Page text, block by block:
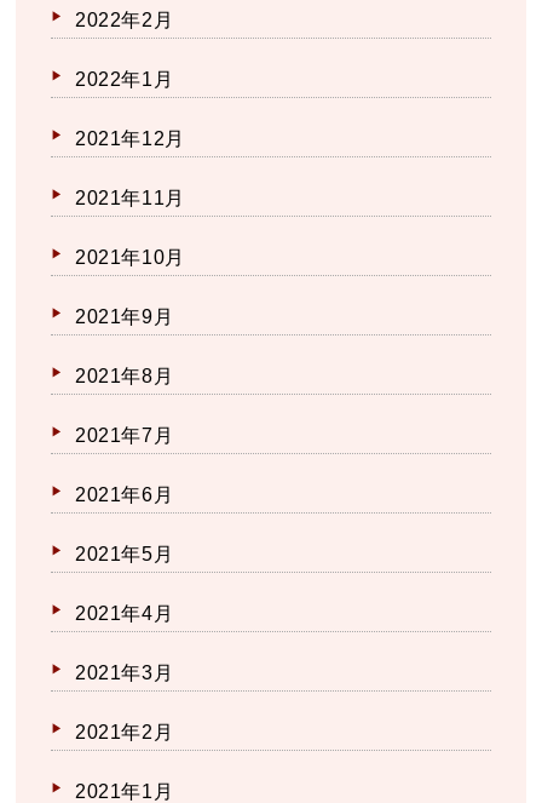
2022年2月
2022年1月
2021年12月
2021年11月
2021年10月
2021年9月
2021年8月
2021年7月
2021年6月
2021年5月
2021年4月
2021年3月
2021年2月
2021年1月